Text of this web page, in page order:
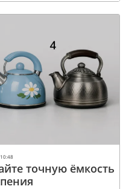
точную ёмкость